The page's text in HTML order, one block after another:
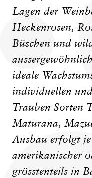
Lagen der
Heckenrosen,
Büschen und
ideale
individuellen
Trauben Sorten
Maturana,
Ausbau erfolgt
amerikanischer
grösstenteils in